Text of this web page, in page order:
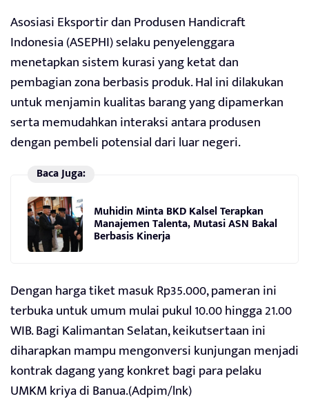
Asosiasi Eksportir dan Produsen Handicraft
Indonesia (ASEPHI) selaku penyelenggara
menetapkan sistem kurasi yang ketat dan
pembagian zona berbasis produk. Hal ini dilakukan
untuk menjamin kualitas barang yang dipamerkan
serta memudahkan interaksi antara produsen
dengan pembeli potensial dari luar negeri.
Baca Juga:
Muhidin Minta BKD Kalsel Terapkan
Manajemen Talenta, Mutasi ASN Bakal
Berbasis Kinerja
Dengan harga tiket masuk Rp35.000, pameran ini
terbuka untuk umum mulai pukul 10.00 hingga 21.00
WIB. Bagi Kalimantan Selatan, keikutsertaan ini
diharapkan mampu mengonversi kunjungan menjadi
kontrak dagang yang konkret bagi para pelaku
UMKM kriya di Banua.(Adpim/lnk)